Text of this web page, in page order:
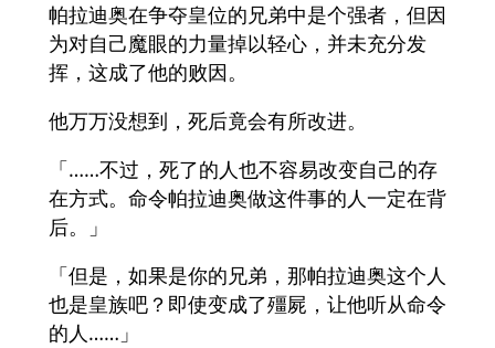
帕拉迪奥在争夺皇位的兄弟中是个强者，但因
为对自己魔眼的力量掉以轻心，并未充分发
挥，这成了他的败因。
他万万没想到，死后竟会有所改进。
「……不过，死了的人也不容易改变自己的存
在方式。命令帕拉迪奥做这件事的人一定在背
后。」
「但是，如果是你的兄弟，那帕拉迪奥这个人
也是皇族吧？即使变成了殭屍，让他听从命令
的人……」